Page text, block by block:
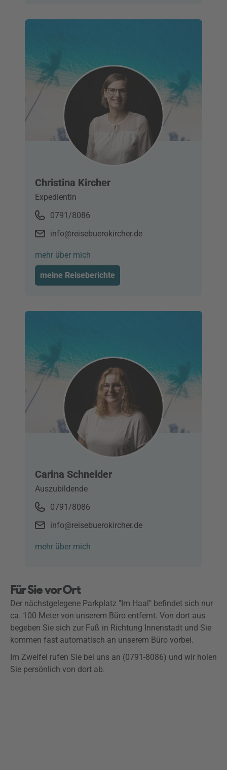
Christina Kircher
Expedientin
0791/8086
info@reisebuerokircher.de
mehr über mich
meine Reiseberichte
Carina Schneider
Auszubildende
0791/8086
info@reisebuerokircher.de
mehr über mich
Für Sie vor Ort
Der nächstgelegene Parkplatz "Im Haal" befindet sich nur
ca. 100 Meter von unserem Büro entfernt. Von dort aus
begeben Sie sich zur Fuß in Richtung Innenstadt und Sie
kommen fast automatisch an unserem Büro vorbei.
Im Zweifel rufen Sie bei uns an (0791-8086) und wir holen
Sie persönlich von dort ab.